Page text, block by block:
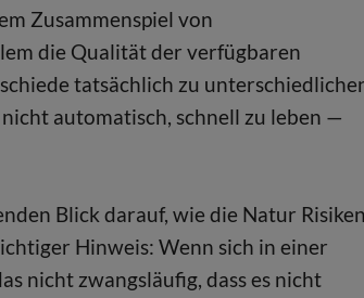
Zusammenspiel von
die Qualität der verfügbaren
tatsächlich zu
automatisch, schnell zu leben —
Blick darauf, wie die Natur
Hinweis: Wenn sich in einer
nicht zwangsläufig, dass es nicht